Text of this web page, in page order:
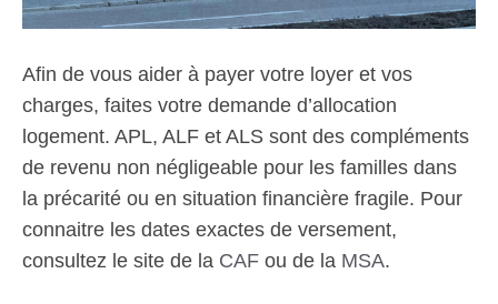
Afin de vous aider à payer votre loyer et vos
charges, faites votre demande d’allocation
logement. APL, ALF et ALS sont des compléments
de revenu non négligeable pour les familles dans
la précarité ou en situation financière fragile. Pour
connaitre les dates exactes de versement,
consultez le site de la CAF ou de la MSA.